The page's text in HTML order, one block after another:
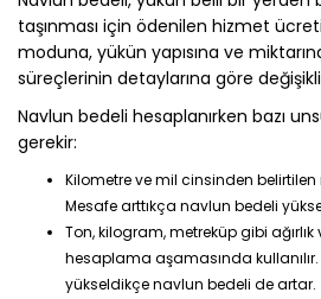
taşınması için ödenilen hizmet
moduna, yükün yapısına ve
süreçlerinin detaylarına göre
Navlun bedeli hesaplanırken bazı
gerekir:
Kilometre ve mil cinsinden belirtilen
Mesafe arttıkça navlun bedeli
Ton, kilogram, metreküp gibi
hesaplama aşamasında kullanılır.
yükseldikçe navlun bedeli de artar.